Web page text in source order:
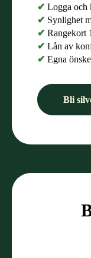
✔ Logga och
✔ Synlighet
✔ Rangekort
✔ Lån av
✔ Egna
Bli